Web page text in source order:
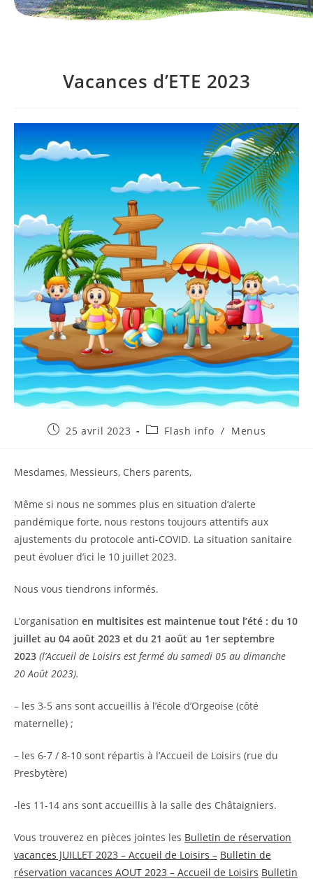
Vacances d’ETE 2023
Publication
25 avril 2023
PostFlash info / Menus
Mesdames, Messieurs, Chers parents,
Même si nous ne sommes plus en situation d’alerte
pandémique forte, nous restons toujours attentifs aux
ajustements du protocole anti-COVID. La situation sanitaire
peut évoluer d’ici le 10 juillet 2023.
Nous vous tiendrons informés.
L’organisation en multisites est maintenue tout l’été : du 10
juillet au 04 août 2023 et du 21 août au 1er septembre
2023 (l’Accueil de Loisirs est fermé du samedi 05 au dimanche
20 Août 2023).
– les 3-5 ans sont accueillis à l’école d’Orgeoise (côté
maternelle) ;
– les 6-7 / 8-10 sont répartis à l’Accueil de Loisirs (rue du
Presbytère)
-les 11-14 ans sont accueillis à la salle des Châtaigniers.
Vous trouverez en pièces jointes les Bulletin de réservation
vacances JUILLET 2023 – Accueil de Loisirs – Bulletin de
réservation vacances AOUT 2023 – Accueil de Loisirs Bulletin